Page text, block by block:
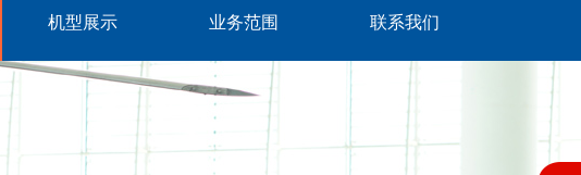
机型展示 业务范围 联系我们